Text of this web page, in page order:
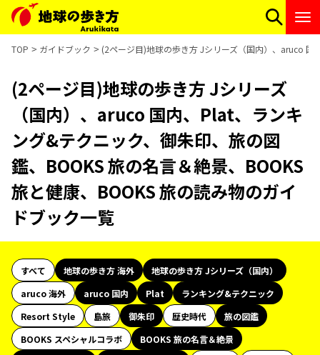
TOP ガイドブック (2ページ目)地球の歩き方 Jシリーズ（国内）、aruco 国
(2ページ目)地球の歩き方 Jシリーズ
（国内）、aruco 国内、Plat、ランキ
ング&テクニック、御朱印、旅の図
鑑、BOOKS 旅の名言＆絶景、BOOKS
旅と健康、BOOKS 旅の読み物のガイ
ドブック一覧
すべて 地球の歩き方 海外
地球の歩き方 Jシリーズ（国内）
aruco 海外
aruco 国内 Plat
ランキング&テクニック
Resort Style
島旅 御朱印 歴史時代
旅の図鑑
BOOKS スペシャルコラボ
BOOKS 旅の名言＆絶景